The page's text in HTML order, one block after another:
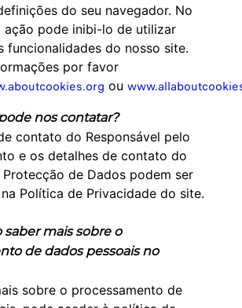
do seu navegador. No
ação pode inibi-lo de utilizar
funcionalidades do nosso site.
por favor
ou
nos contatar?
contato do Responsável pelo
e os detalhes de contato do
de Dados podem ser
Política de Privacidade do site.
saber mais sobre o
de dados pessoais no
sobre o processamento de